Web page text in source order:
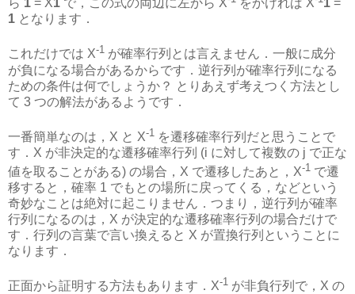
ら 1 = X1 で，この式の両辺に左から X をかければ X 1 =
1 となります．
これだけでは X-1 が確率行列とは言えません．一般に成分
が負になる場合があるからです．逆行列が確率行列になる
ための条件は何でしょうか？ とりあえず考えつく方法とし
て 3 つの解法があるようです．
一番簡単なのは，X と X-1 を遷移確率行列だと思うことで
す．X が非決定的な遷移確率行列 (i に対して複数の j で正な
値を取ることがある) の場合，X で遷移したあと，X-1 で遷
移すると，確率 1 でもとの場所に戻ってくる，などという
奇妙なことは絶対に起こりません．つまり，逆行列が確率
行列になるのは，X が決定的な遷移確率行列の場合だけで
す．行列の言葉で言い換えると X が置換行列ということに
なります．
正面から証明する方法もあります．X-1 が非負行列で，X の